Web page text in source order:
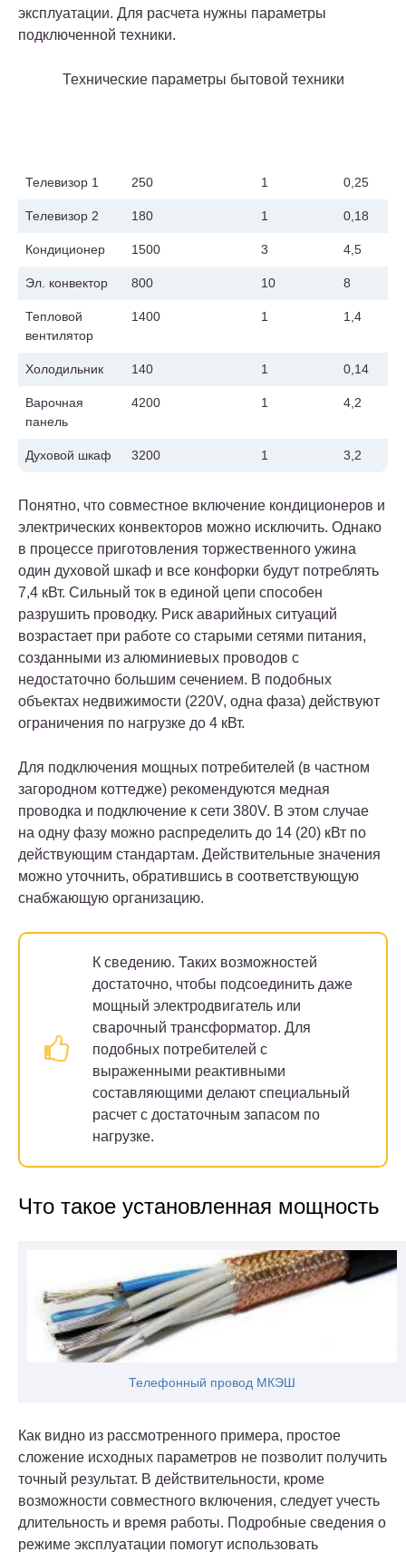
эксплуатации. Для расчета нужны параметры
подключенной техники.
Технические параметры бытовой техники
Телевизор 1 250 1 0,25
Телевизор 2 180 1 0,18
Кондиционер 1500 3 4,5
Эл. конвектор 800 10 8
Тепловой
вентилятор
1400 1 1,4
Холодильник 140 1 0,14
Варочная
панель
4200 1 4,2
Духовой шкаф 3200 1 3,2
Понятно, что совместное включение кондиционеров и
электрических конвекторов можно исключить. Однако
в процессе приготовления торжественного ужина
один духовой шкаф и все конфорки будут потреблять
7,4 кВт. Сильный ток в единой цепи способен
разрушить проводку. Риск аварийных ситуаций
возрастает при работе со старыми сетями питания,
созданными из алюминиевых проводов с
недостаточно большим сечением. В подобных
объектах недвижимости (220V, одна фаза) действуют
ограничения по нагрузке до 4 кВт.
Для подключения мощных потребителей (в частном
загородном коттедже) рекомендуются медная
проводка и подключение к сети 380V. В этом случае
на одну фазу можно распределить до 14 (20) кВт по
действующим стандартам. Действительные значения
можно уточнить, обратившись в соответствующую
снабжающую организацию.
К сведению. Таких возможностей
достаточно, чтобы подсоединить даже
мощный электродвигатель или
сварочный трансформатор. Для
подобных потребителей с
выраженными реактивными
составляющими делают специальный
расчет с достаточным запасом по
нагрузке.
Что такое установленная мощность
Телефонный провод МКЭШ
Как видно из рассмотренного примера, простое
сложение исходных параметров не позволит получить
точный результат. В действительности, кроме
возможности совместного включения, следует учесть
длительность и время работы. Подробные сведения о
режиме эксплуатации помогут использовать